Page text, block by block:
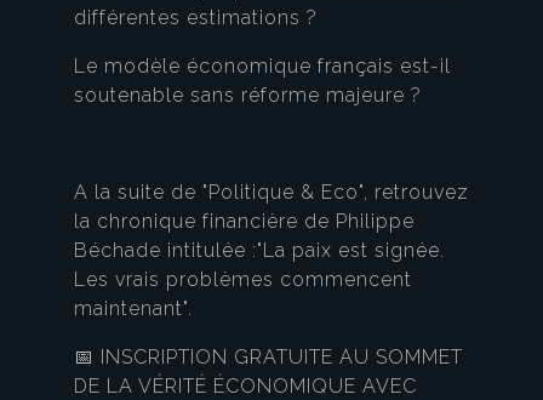
différentes estimations ?
Le modèle économique français est-il
soutenable sans réforme majeure ?
A la suite de "Politique & Eco", retrouvez
la chronique financière de Philippe
Béchade intitulée :"La paix est signée.
Les vrais problèmes commencent
maintenant".
📅 INSCRIPTION GRATUITE AU SOMMET
DE LA VÉRITÉ ÉCONOMIQUE AVEC